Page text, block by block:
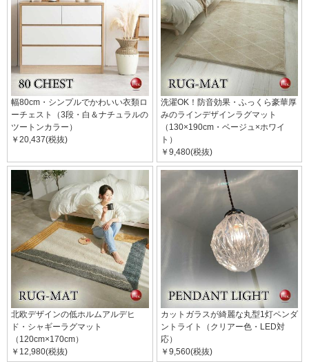
幅80cm・シンプルでかわいい衣類ロ
ーチェスト（3段・白＆ナチュラルの
ツートンカラー）
￥20,437(税抜)
洗濯OK！防音効果・ふっくら豪華厚
みのラインデザインラグマット
（130×190cm・ベージュ×ホワイ
ト）
￥9,480(税抜)
北欧デザインの低ホルムアルデヒ
ド・シャギーラグマット
（120cm×170cm）
￥12,980(税抜)
カットガラスが綺麗な丸型1灯ペンダ
ントライト（クリアー色・LED対
応）
￥9,560(税抜)